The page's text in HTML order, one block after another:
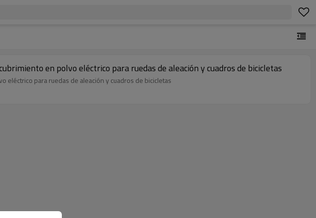
en polvo eléctrico para ruedas de aleación y cuadros de bicicletas
eléctrico para ruedas de aleación y cuadros de bicicletas